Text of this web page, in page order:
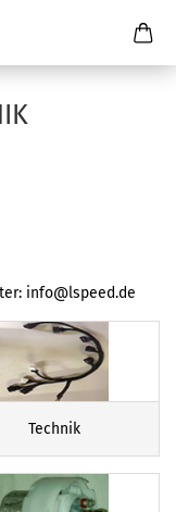
info@lspeed.de
Technik